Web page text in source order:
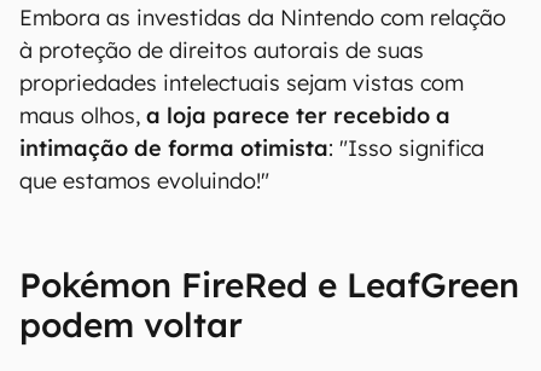
Embora as investidas da Nintendo com relação
à proteção de direitos autorais de suas
propriedades intelectuais sejam vistas com
maus olhos, a loja parece ter recebido a
intimação de forma otimista: "Isso significa
que estamos evoluindo!"
Pokémon FireRed e LeafGreen
podem voltar